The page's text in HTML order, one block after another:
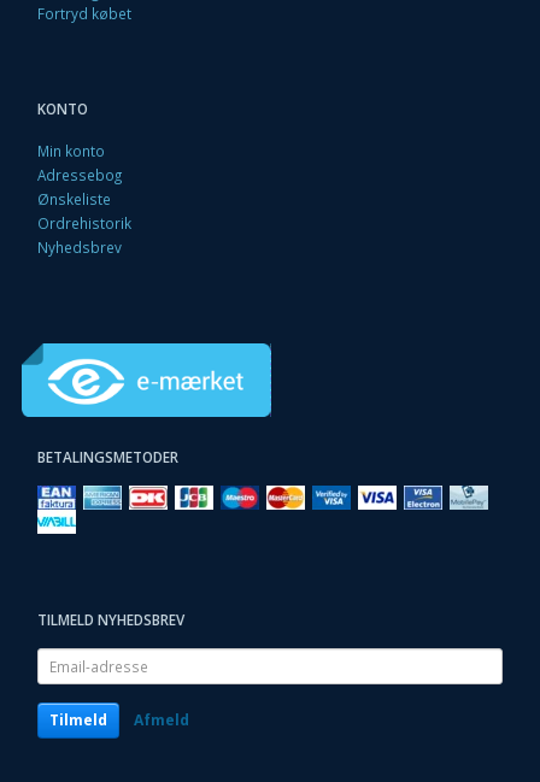
Fortryd købet
KONTO
Min konto
Adressebog
Ønskeliste
Ordrehistorik
Nyhedsbrev
BETALINGSMETODER
TILMELD NYHEDSBREV
Email-
adresse
Tilmeld Afmeld